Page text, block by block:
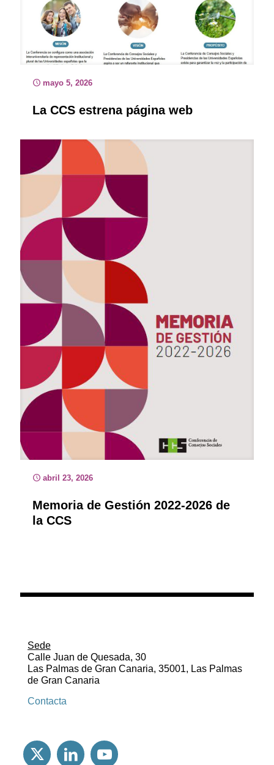
mayo 5, 2026
La CCS estrena página web
abril 23, 2026
Memoria de Gestión 2022-2026 de
la CCS
Sede
Calle Juan de Quesada, 30
Las Palmas de Gran Canaria, 35001, Las Palmas
de Gran Canaria
Contacta